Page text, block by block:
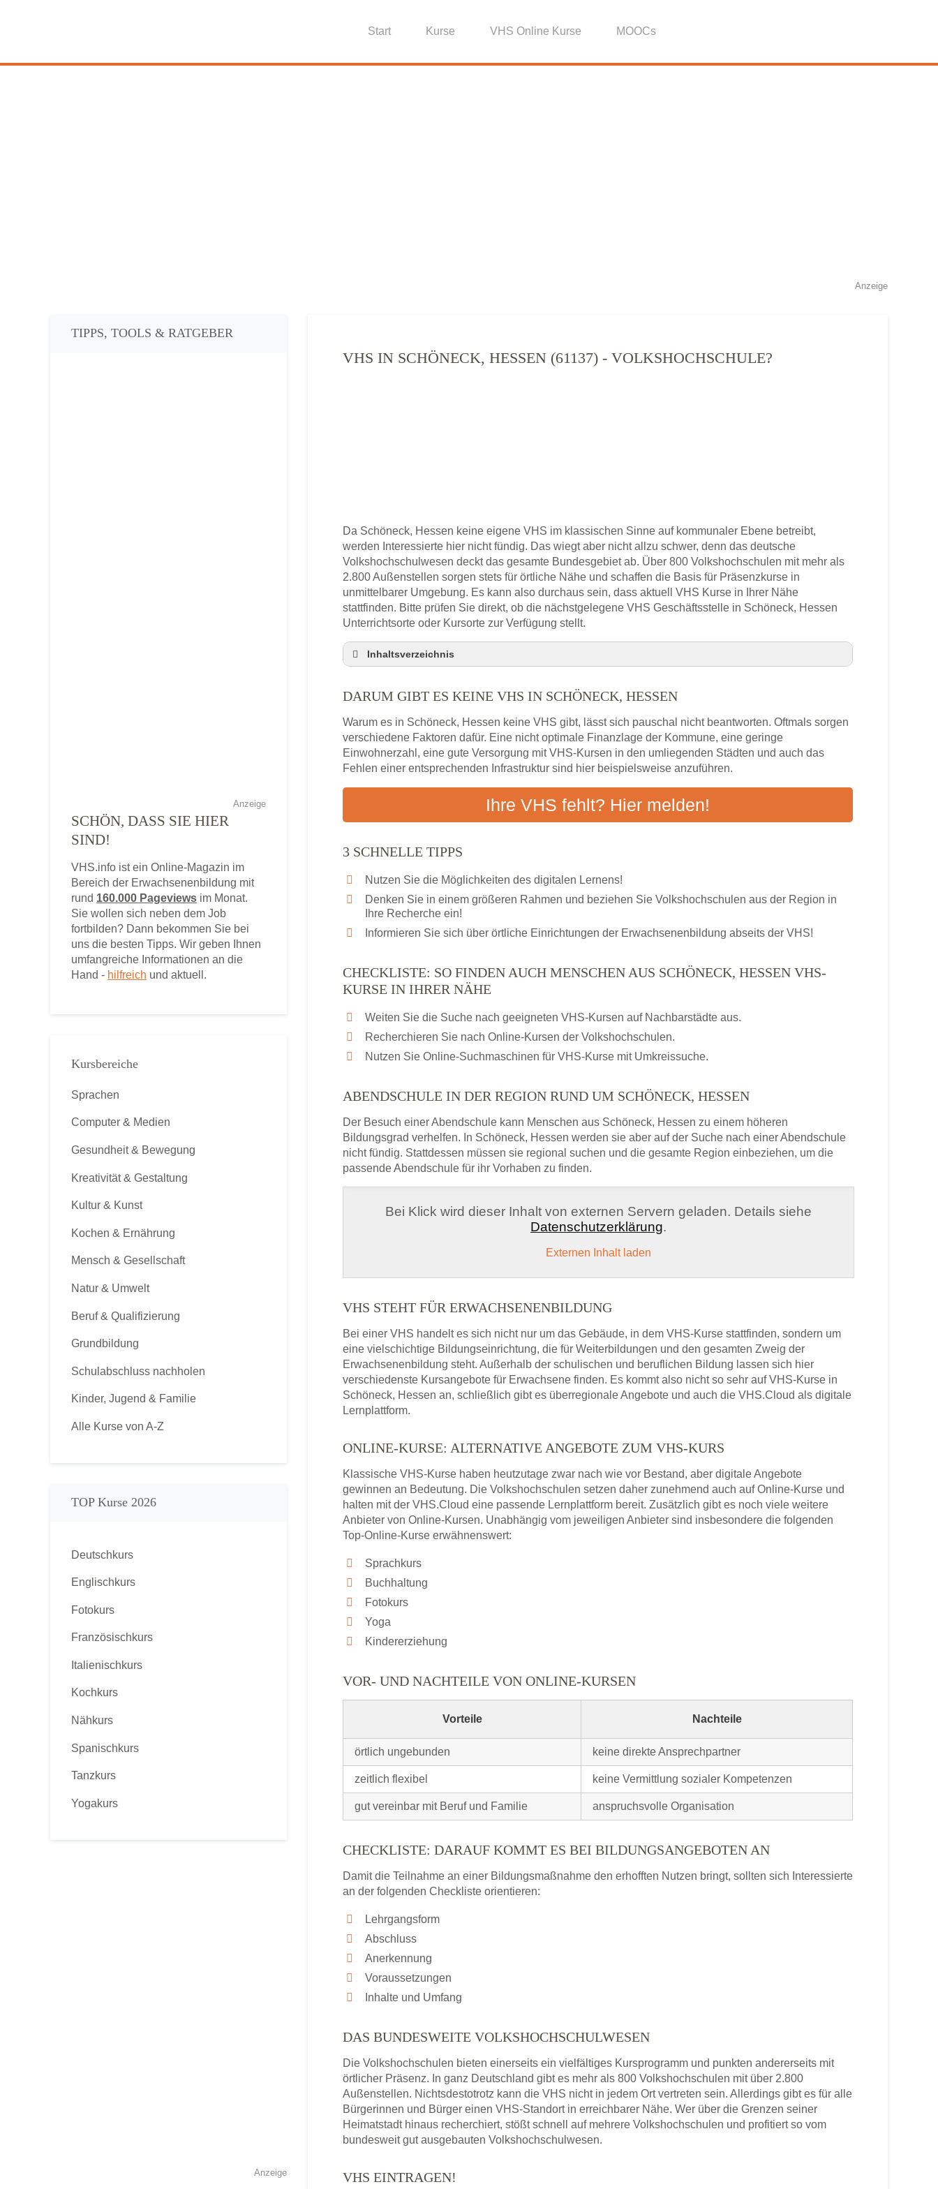
Start Kurse VHS Online Kurse MOOCs
Anzeige
VHS IN SCHÖNECK, HESSEN (61137) - VOLKSHOCHSCHULE?
Da Schöneck, Hessen keine eigene VHS im klassischen Sinne auf kommunaler Ebene betreibt,
werden Interessierte hier nicht fündig. Das wiegt aber nicht allzu schwer, denn das deutsche
Volkshochschulwesen deckt das gesamte Bundesgebiet ab. Über 800 Volkshochschulen mit mehr als
2.800 Außenstellen sorgen stets für örtliche Nähe und schaffen die Basis für Präsenzkurse in
unmittelbarer Umgebung. Es kann also durchaus sein, dass aktuell VHS Kurse in Ihrer Nähe
stattfinden. Bitte prüfen Sie direkt, ob die nächstgelegene VHS Geschäftsstelle in Schöneck, Hessen
Unterrichtsorte oder Kursorte zur Verfügung stellt.
Inhaltsverzeichnis
3 schnelle Tipps
Abendschule in der Region rund um Schöneck, Hessen
VHS steht für Erwachsenenbildung
Online-Kurse: Alternative Angebote zum VHS-Kurs
Checkliste: Darauf kommt es bei Bildungsangeboten an
DARUM GIBT ES KEINE VHS IN SCHÖNECK, HESSEN
Warum es in Schöneck, Hessen keine VHS gibt, lässt sich pauschal nicht beantworten. Oftmals sorgen
verschiedene Faktoren dafür. Eine nicht optimale Finanzlage der Kommune, eine geringe
Einwohnerzahl, eine gute Versorgung mit VHS-Kursen in den umliegenden Städten und auch das
Fehlen einer entsprechenden Infrastruktur sind hier beispielsweise anzuführen.
Ihre VHS fehlt? Hier melden!
3 SCHNELLE TIPPS
Nutzen Sie die Möglichkeiten des digitalen Lernens!
Denken Sie in einem größeren Rahmen und beziehen Sie Volkshochschulen aus der Region in
Ihre Recherche ein!
Informieren Sie sich über örtliche Einrichtungen der Erwachsenenbildung abseits der VHS!
CHECKLISTE: SO FINDEN AUCH MENSCHEN AUS SCHÖNECK, HESSEN VHS-
KURSE IN IHRER NÄHE
Weiten Sie die Suche nach geeigneten VHS-Kursen auf Nachbarstädte aus.
Recherchieren Sie nach Online-Kursen der Volkshochschulen.
Nutzen Sie Online-Suchmaschinen für VHS-Kurse mit Umkreissuche.
ABENDSCHULE IN DER REGION RUND UM SCHÖNECK, HESSEN
Der Besuch einer Abendschule kann Menschen aus Schöneck, Hessen zu einem höheren
Bildungsgrad verhelfen. In Schöneck, Hessen werden sie aber auf der Suche nach einer Abendschule
nicht fündig. Stattdessen müssen sie regional suchen und die gesamte Region einbeziehen, um die
passende Abendschule für ihr Vorhaben zu finden.
Bei Klick wird dieser Inhalt von externen Servern geladen. Details siehe
Datenschutzerklärung.
Externen Inhalt laden
VHS STEHT FÜR ERWACHSENENBILDUNG
Bei einer VHS handelt es sich nicht nur um das Gebäude, in dem VHS-Kurse stattfinden, sondern um
eine vielschichtige Bildungseinrichtung, die für Weiterbildungen und den gesamten Zweig der
Erwachsenenbildung steht. Außerhalb der schulischen und beruflichen Bildung lassen sich hier
verschiedenste Kursangebote für Erwachsene finden. Es kommt also nicht so sehr auf VHS-Kurse in
Schöneck, Hessen an, schließlich gibt es überregionale Angebote und auch die VHS.Cloud als digitale
Lernplattform.
ONLINE-KURSE: ALTERNATIVE ANGEBOTE ZUM VHS-KURS
Klassische VHS-Kurse haben heutzutage zwar nach wie vor Bestand, aber digitale Angebote
gewinnen an Bedeutung. Die Volkshochschulen setzen daher zunehmend auch auf Online-Kurse und
halten mit der VHS.Cloud eine passende Lernplattform bereit. Zusätzlich gibt es noch viele weitere
Anbieter von Online-Kursen. Unabhängig vom jeweiligen Anbieter sind insbesondere die folgenden
Top-Online-Kurse erwähnenswert:
Sprachkurs
Buchhaltung
Fotokurs
Yoga
Kindererziehung
VOR- UND NACHTEILE VON ONLINE-KURSEN
Vorteile Nachteile
örtlich ungebunden keine direkte Ansprechpartner
zeitlich flexibel keine Vermittlung sozialer Kompetenzen
gut vereinbar mit Beruf und Familie anspruchsvolle Organisation
CHECKLISTE: DARAUF KOMMT ES BEI BILDUNGSANGEBOTEN AN
Damit die Teilnahme an einer Bildungsmaßnahme den erhofften Nutzen bringt, sollten sich Interessierte
an der folgenden Checkliste orientieren:
Lehrgangsform
Abschluss
Anerkennung
Voraussetzungen
Inhalte und Umfang
DAS BUNDESWEITE VOLKSHOCHSCHULWESEN
Die Volkshochschulen bieten einerseits ein vielfältiges Kursprogramm und punkten andererseits mit
örtlicher Präsenz. In ganz Deutschland gibt es mehr als 800 Volkshochschulen mit über 2.800
Außenstellen. Nichtsdestotrotz kann die VHS nicht in jedem Ort vertreten sein. Allerdings gibt es für alle
Bürgerinnen und Bürger einen VHS-Standort in erreichbarer Nähe. Wer über die Grenzen seiner
Heimatstadt hinaus recherchiert, stößt schnell auf mehrere Volkshochschulen und profitiert so vom
bundesweit gut ausgebauten Volkshochschulwesen.
VHS EINTRAGEN!
TIPPS, TOOLS & RATGEBER
Anzeige
SCHÖN, DASS SIE HIER
SIND!
VHS.info ist ein Online-Magazin im
Bereich der Erwachsenenbildung mit
rund 160.000 Pageviews im Monat.
Sie wollen sich neben dem Job
fortbilden? Dann bekommen Sie bei
uns die besten Tipps. Wir geben Ihnen
umfangreiche Informationen an die
Hand - hilfreich und aktuell.
Kursbereiche
Sprachen
Computer & Medien
Gesundheit & Bewegung
Kreativität & Gestaltung
Kultur & Kunst
Kochen & Ernährung
Mensch & Gesellschaft
Natur & Umwelt
Beruf & Qualifizierung
Grundbildung
Schulabschluss nachholen
Kinder, Jugend & Familie
Alle Kurse von A-Z
TOP Kurse 2026
Deutschkurs
Englischkurs
Fotokurs
Französischkurs
Italienischkurs
Kochkurs
Nähkurs
Spanischkurs
Tanzkurs
Yogakurs
Anzeige